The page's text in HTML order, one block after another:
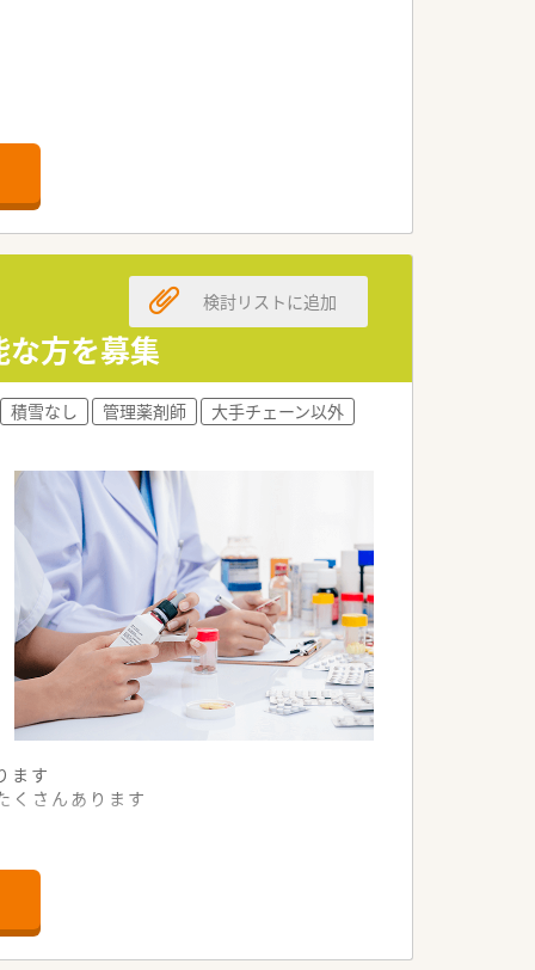
す。
。 方を募集
検討リストに追加
積雪なし 管理薬剤師 大手チェーン以外
ます
くさんあります